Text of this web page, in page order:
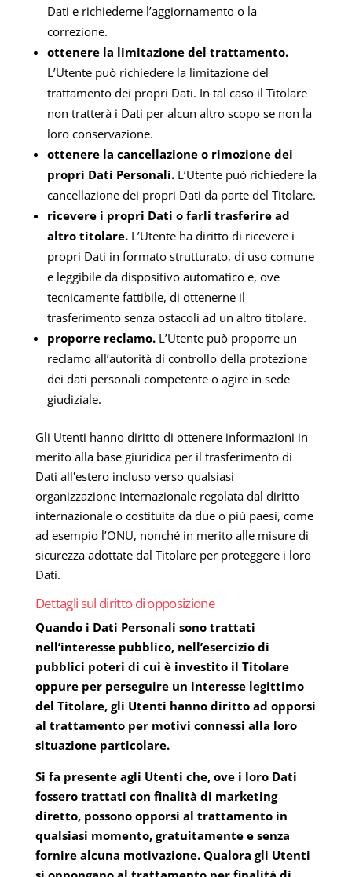
Dati e richiederne l’aggiornamento o la
correzione.
ottenere la limitazione del trattamento.
L’Utente può richiedere la limitazione del
trattamento dei propri Dati. In tal caso il Titolare
non tratterà i Dati per alcun altro scopo se non la
loro conservazione.
ottenere la cancellazione o rimozione dei
propri Dati Personali.L’Utente può richiedere la
cancellazione dei propri Dati da parte del Titolare.
ricevere i propri Dati o farli trasferire ad
altro titolare.L’Utente ha diritto di ricevere i
propri Dati in formato strutturato, di uso comune
e leggibile da dispositivo automatico e, ove
tecnicamente fattibile, di ottenerne il
trasferimento senza ostacoli ad un altro titolare.
proporre reclamo.L’Utente può proporre un
reclamo all’autorità di controllo della protezione
dei dati personali competente o agire in sede
giudiziale.
Gli Utenti hanno diritto di ottenere informazioni in
merito alla base giuridica per il trasferimento di
Dati all'estero incluso verso qualsiasi
organizzazione internazionale regolata dal diritto
internazionale o costituita da due o più paesi, come
ad esempio l’ONU, nonché in merito alle misure di
sicurezza adottate dal Titolare per proteggere i loro
Dati.
Dettagli sul diritto di opposizione
Quando i Dati Personali sono trattati
nell’interesse pubblico, nell’esercizio di
pubblici poteri di cui è investito il Titolare
oppure per perseguire un interesse legittimo
del Titolare, gli Utenti hanno diritto ad opporsi
al trattamento per motivi connessi alla loro
situazione particolare.
Si fa presente agli Utenti che, ove i loro Dati
fossero trattati con finalità di marketing
diretto, possono opporsi al trattamento in
qualsiasi momento, gratuitamente e senza
fornire alcuna motivazione. Qualora gli Utenti